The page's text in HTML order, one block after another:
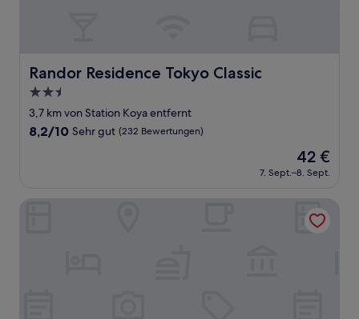
Randor Residence Tokyo Classic
Randor Residence Tokyo Classic
2.5-
Sterne-
Unterkunft
3,7 km von Station Koya entfernt
8.2
(232
8,2/10 Sehr gut (232 Bewertungen)
Der
Preis
beträgt
42 €
7. Sept.–8. Sept.